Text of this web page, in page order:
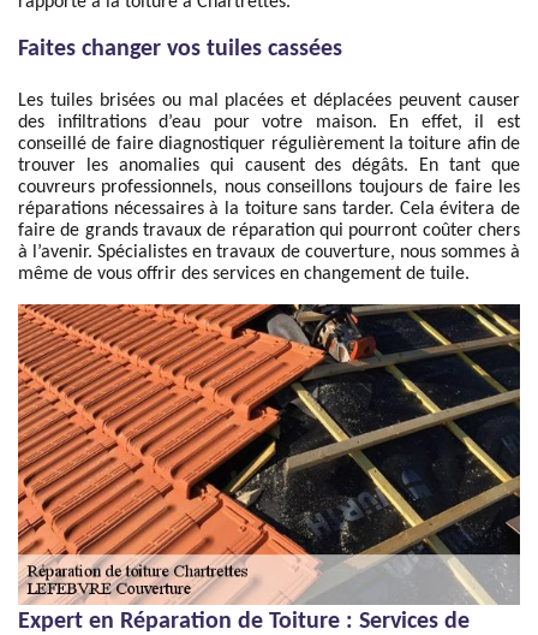
Faites changer vos tuiles cassées
Les tuiles brisées ou mal placées et déplacées peuvent causer
des infiltrations d’eau pour votre maison. En effet, il est
conseillé de faire diagnostiquer régulièrement la toiture afin de
trouver les anomalies qui causent des dégâts. En tant que
couvreurs professionnels, nous conseillons toujours de faire les
réparations nécessaires à la toiture sans tarder. Cela évitera de
faire de grands travaux de réparation qui pourront coûter chers
à l’avenir. Spécialistes en travaux de couverture, nous sommes à
même de vous offrir des services en changement de tuile.
Expert en Réparation de Toiture : Services de